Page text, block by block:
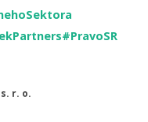
#PravoSR
r. o.